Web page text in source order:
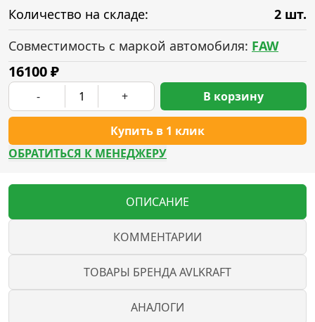
Количество на складе:
2 шт.
Совместимость с маркой автомобиля: FAW
16100₽
- +
Купить в 1 клик
В корзину
ОБРАТИТЬСЯ К МЕНЕДЖЕРУ
ОПИСАНИЕ
КОММЕНТАРИИ
ТОВАРЫ БРЕНДА AVLKRAFT
АНАЛОГИ